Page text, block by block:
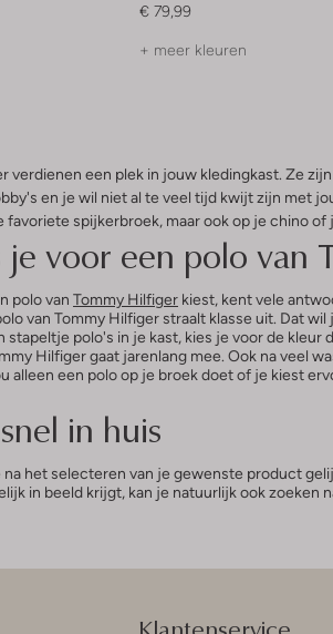
€ 79,99
+ meer kleuren
verdienen een plek in jouw kledingkast. Ze
en je wil niet al te veel tijd kwijt zijn met
favoriete spijkerbroek, maar ook op je chino
voor een polo van
polo van Tommy Hilfiger kiest, kent vele
van Tommy Hilfiger straalt klasse uit. Dat
stapeltje polo's in je kast, kies je voor de kleur
Hilfiger gaat jarenlang mee. Ook na veel
alleen een polo op je broek doet of je kiest
in huis
het selecteren van je gewenste product
in beeld krijgt, kan je natuurlijk ook